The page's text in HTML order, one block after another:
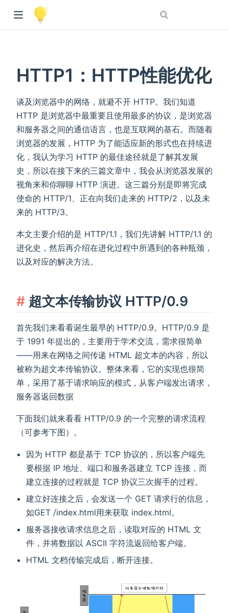
HTTP1：HTTP性能优化
谈及浏览器中的网络，就避不开 HTTP。我们知道
HTTP 是浏览器中最重要且使用最多的协议，是浏览器
和服务器之间的通信语言，也是互联网的基石。而随着
浏览器的发展，HTTP 为了能适应新的形式也在持续进
化，我认为学习 HTTP 的最佳途径就是了解其发展
史，所以在接下来的三篇文章中，我会从浏览器发展的
视角来和你聊聊 HTTP 演进。这三篇分别是即将完成
使命的 HTTP/1、正在向我们走来的 HTTP/2，以及未
来的 HTTP/3。
本文主要介绍的是 HTTP/1.1，我们先讲解 HTTP/1.1 的
进化史，然后再介绍在进化过程中所遇到的各种瓶颈，
以及对应的解决方法。
超文本传输协议 HTTP/0.9
首先我们来看看诞生最早的 HTTP/0.9。HTTP/0.9 是
于 1991 年提出的，主要用于学术交流，需求很简单
——用来在网络之间传递 HTML 超文本的内容，所以
被称为超文本传输协议。整体来看，它的实现也很简
单，采用了基于请求响应的模式，从客户端发出请求，
服务器返回数据
下面我们就来看看 HTTP/0.9 的一个完整的请求流程
（可参考下图）。
因为 HTTP 都是基于 TCP 协议的，所以客户端先
要根据 IP 地址、端口和服务器建立 TCP 连接，而
建立连接的过程就是 TCP 协议三次握手的过程。
建立好连接之后，会发送一个 GET 请求行的信息，
如GET /index.html用来获取 index.html。
服务器接收请求信息之后，读取对应的 HTML 文
件，并将数据以 ASCII 字符流返回给客户端。
HTML 文档传输完成后，断开连接。